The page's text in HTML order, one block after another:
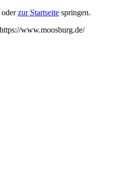
oderzur Startseite springen.
www.moosburg.de/